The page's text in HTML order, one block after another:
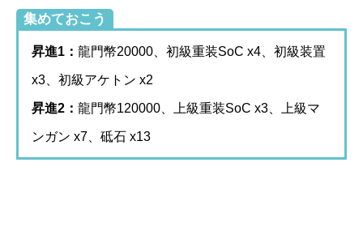
集めておこう
昇進1： 龍門幣20000、初級重装SoC x4、初級装置
x3、初級アケトン x2
昇進2： 龍門幣120000、上級重装SoC x3、上級マ
ンガン x7、砥石 x13